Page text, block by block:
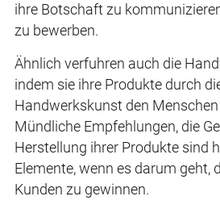
ihre Botschaft zu
zu bewerben.
Ähnlich verfuhren auch die
indem sie ihre Produkte durch
Handwerkskunst den
Mündliche Empfehlungen, die
Herstellung ihrer Produkte sind
Elemente, wenn es darum geht,
Kunden zu gewinnen.